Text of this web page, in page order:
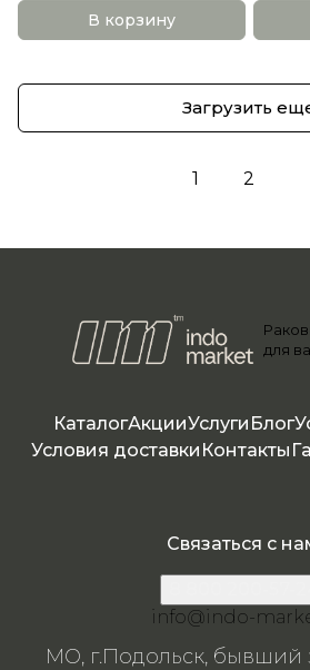
В корзину
Загрузить
1 2
для
КаталогАкцииУслуги Блог
Условия доставки Контакты
Связаться с
info@indo-
МО, г.Подольск, бывший